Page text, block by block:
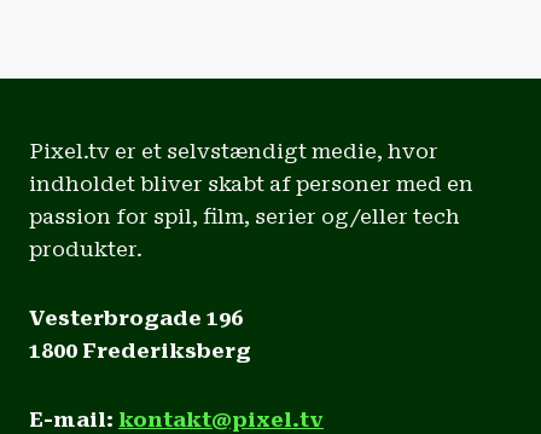
Pixel.tv er et selvstændigt medie, hvor
indholdet bliver skabt af personer med en
passion for spil, film, serier og/eller tech
produkter.
Vesterbrogade 196
1800 Frederiksberg
E-mail: kontakt@pixel.tv